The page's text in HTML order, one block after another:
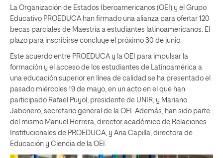
La Organización de Estados Iberoamericanos (OEI) y el Grupo
Educativo PROEDUCA han firmado una alianza para ofertar 120
becas parciales de Maestría a estudiantes latinoamericanos. El
plazo para inscribirse concluye el próximo 30 de junio.
Este acuerdo entre PROEDUCA y la OEI para impulsar la
formación y el acceso de los estudiantes de Latinoamérica a
una educación superior en línea de calidad se ha presentado el
pasado miércoles 19 de mayo, en un acto en el que han
participado Rafael Puyol, presidente de UNIR, y Mariano
Jabonero, secretario general de la OEI. Además, han sido parte
del mismo Manuel Herrera, director académico de Relaciones
Institucionales de PROEDUCA, y Ana Capilla, directora de
Educación y Ciencia de la OEI.